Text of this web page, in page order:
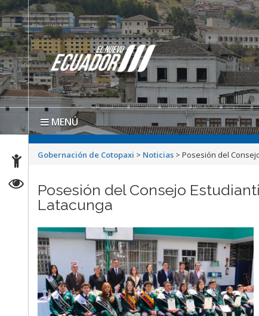
MENÚ
Gobernación de Cotopaxi > Noticias >Posesión del
Posesión del Consejo
Latacunga